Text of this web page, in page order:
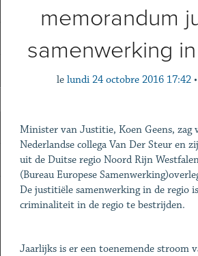
memorandum
samenwerking
le lundi 24 octobre 2016 17:42 •
Minister van Justitie, Koen Geens, zag
Nederlandse collega Van Der Steur en
uit de Duitse regio Noord Rijn
(Bureau Europese
De justitiële samenwerking in de regio
criminaliteit in de regio te bestrijden.
Jaarlijks is er een toenemende stroom